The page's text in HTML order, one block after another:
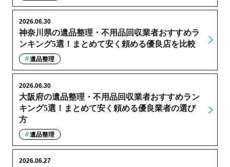
神奈川県の遺品整理・不用品回収業者おすすめラ
ンキング5選！まとめて安く頼める優良店を比較
2026.06.30
遺品整理
大阪府の遺品整理・不用品回収業者おすすめラン
キング5選！まとめて安く頼める優良業者の選び
方
2026.06.30
遺品整理
2026.06.27